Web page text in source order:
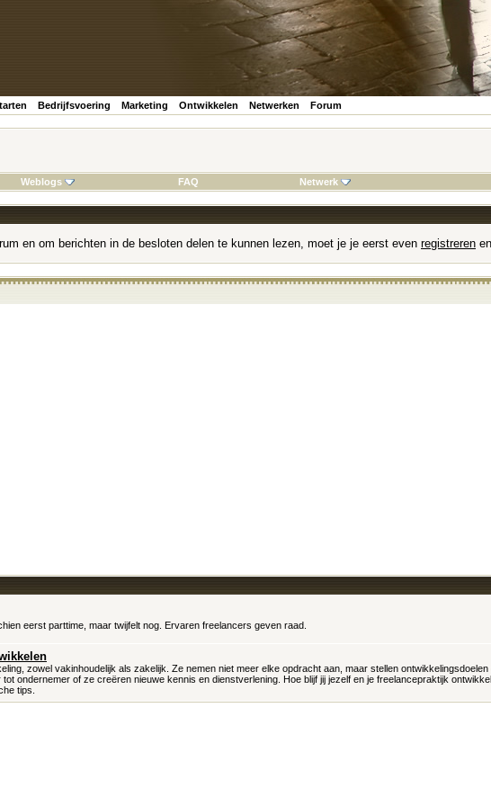
Bedrijfsvoering Marketing Ontwikkelen Netwerken Forum
Weblogs FAQ Netwerk
en om berichten in de besloten delen te kunnen lezen, moet je je eerst even registreren
eerst parttime, maar twijfelt nog. Ervaren freelancers geven raad.
zowel vakinhoudelijk als zakelijk. Ze nemen niet meer elke opdracht aan, maar stellen
ondernemer of ze creëren nieuwe kennis en dienstverlening. Hoe blijf jij jezelf en je freelancepraktijk
tips.